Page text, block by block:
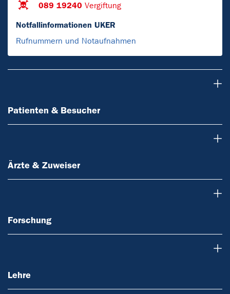
089 19240 Vergiftung
Notfallinformationen UKER
Rufnummern und Notaufnahmen
Patienten & Besucher
Ärzte & Zuweiser
Forschung
Lehre